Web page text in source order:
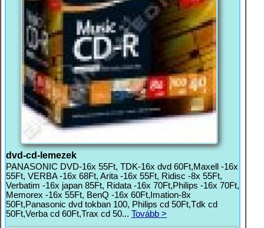
dvd-cd-lemezek
PANASONIC DVD-16x 55Ft, TDK-16x dvd 60Ft,Maxell -16x
55Ft, VERBA -16x 68Ft, Arita -16x 55Ft, Ridisc -8x 55Ft,
Verbatim -16x japan 85Ft, Ridata -16x 70Ft,Philips -16x 70Ft,
Memorex -16x 55Ft, BenQ -16x 60Ft,Imation-8x
50Ft,Panasonic dvd tokban 100, Philips cd 50Ft,Tdk cd
50Ft,Verba cd 60Ft,Trax cd 50... Tovább >